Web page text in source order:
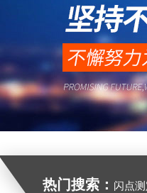
热门搜索： 闪点